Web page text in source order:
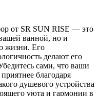
от SR SUN RISE — это
ванной, но и
жизни. Его
делают его
сами, что ваши
благодаря
душевого устройства
уюта и гармонии в